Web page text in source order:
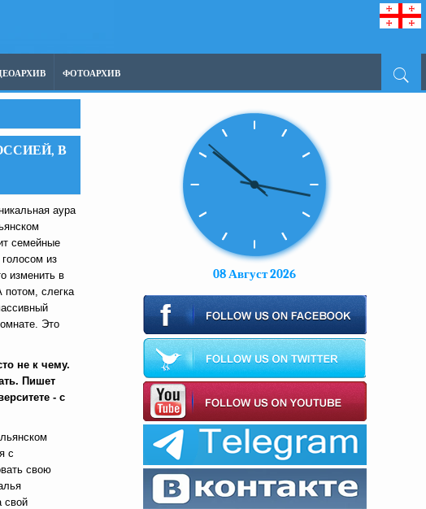
ФОТОАРХИВ
В
аура
семейные
из
изменить в
потом, слегка
Это
не к чему.
Пишет
- с
с
свою
свой
08 Август 2026